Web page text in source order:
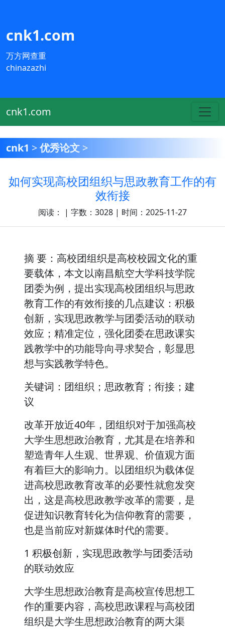
cnk1.com
万方网查重
chinazazhi
cnk1.com
cnk1 >优秀论文 >
如何实现高校团组织与思政教育工作的有
效衔接
阅读： | 字数：3028 | 时间：2025-11-27
摘 要：高校团组织是高校校园文化的重
要载体，本文以南昌航空大学科技学院
团委为例，提出实现高校团组织与思政
教育工作的有效衔接的几点建议：积极
创新，实现思政教学与团委活动的联动
效应；精准定位，强化团委在思政课实
践教学中的功能导向寻求契合，彰显思
想与实践教学特色。
关键词：团组织；思政教育；衔接；建
议
改革开放近40年，团组织对于加强高校
大学生思想政治教育，尤其是在培养和
塑造青年人生观、世界观、价值观方面
有着巨大的影响力。以团组织为载体促
进高校思政教育改革的必要性就愈发突
出，这是高校思政教学改革的需要，是
促进知识教育转化为信仰教育的需要，
也是当前应对新媒体时代的需要。
1 积极创新，实现思政教学与团委活动
的联动效应
大学生思想政治教育是高校宣传思想工
作的重要内容，高校思政课程与高校团
组织是大学生思想政治教育的两大渠